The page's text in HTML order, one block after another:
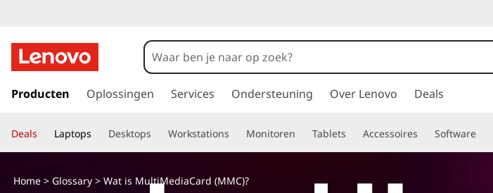
a
a
a
r
e
Producten Oplossingen Services Ondersteuning Over Lenovo Deals
Deals Laptops Desktops Workstations Monitoren Tablets Accessoires Software
Home> Glossary> Wat is MultiMediaCard (MMC)?